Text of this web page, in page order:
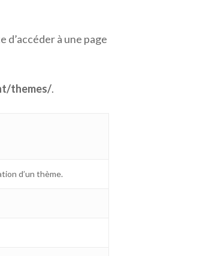
d’accéder à une page
themes/.
d’un thème.